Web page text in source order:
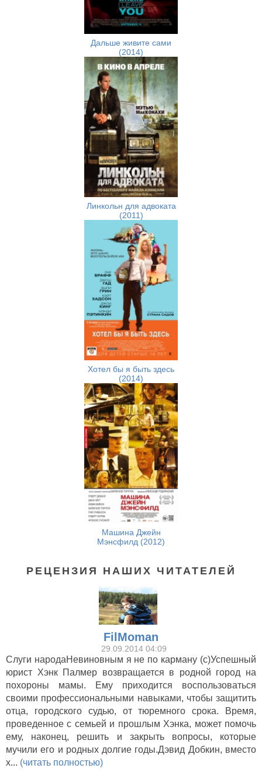
Дальше живите сами
(2014)
Линкольн для адвоката
(2011)
Хотел бы я быть здесь
(2014)
Машина Джейн
Мэнсфилд (2012)
РЕЦЕНЗИЯ НАШИХ ЧИТАТЕЛЕЙ
FilMoman
29.09.2014 04:09
Слуги народаНевиновным я не по карману (с)Успешный
юрист Хэнк Палмер возвращается в родной город на
похороны мамы. Ему приходится воспользоваться
своими профессиональными навыками, чтобы защитить
отца, городского судью, от тюремного срока. Время,
проведенное с семьей и прошлым Хэнка, может помочь
ему, наконец, решить и закрыть вопросы, которые
мучили его и родных долгие годы.Дэвид Добкин, вместо
х... (читать полностью)